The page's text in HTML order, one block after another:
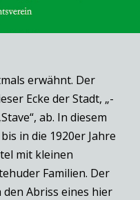
erwähnt. Der
Ecke der Stadt, „-
ab. In diesem
in die 1920er Jahre
mit kleinen
Familien. Der
Abriss eines hier